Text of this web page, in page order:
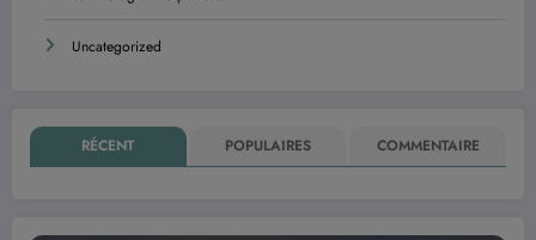
Uncategorized
RÉCENT POPULAIRES COMMENTAIRE